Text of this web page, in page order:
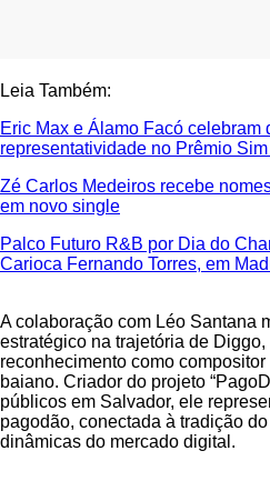
Leia Também:
Eric Max e Álamo Facó celebram
representatividade no Prêmio
Zé Carlos Medeiros recebe
em novo single
Palco Futuro R&B por Dia do
Carioca Fernando Torres, em
A colaboração com Léo Santana
estratégico na trajetória de
reconhecimento como
baiano. Criador do projeto
públicos em Salvador, ele
pagodão, conectada à tradição
dinâmicas do mercado digital.